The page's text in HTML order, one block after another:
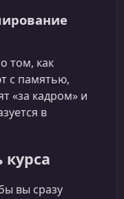
том, как
с памятью,
«за кадром» и
в
курса
вы сразу